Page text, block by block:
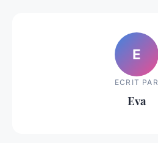
E
ECRIT PAR
Eva